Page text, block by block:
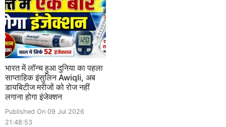
भारत में लॉन्च हुआ दुनिया का पहला
साप्ताहिक इंसुलिन Awiqli, अब
डायबिटीज मरीजों को रोज नहीं
लगाना होगा इंजेक्शन
Published On 09 Jul 2026
21:48:53